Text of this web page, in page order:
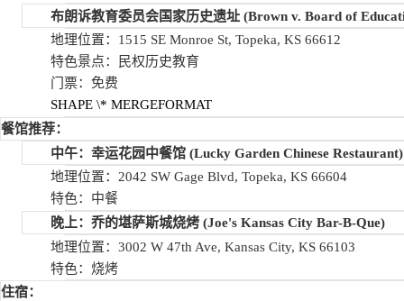
布朗诉教育委员会国家历史遗址(Brown v. Board of
地理位置：1515 SE Monroe St, Topeka, KS 66612
特色景点：民权历史教育
门票：免费
SHAPE \* MERGEFORMAT
餐馆推荐：
中午：幸运花园中餐馆(Lucky Garden Chinese Restaurant)
地理位置：2042 SW Gage Blvd, Topeka, KS 66604
特色：中餐
晚上：乔的堪萨斯城烧烤(Joe's Kansas City Bar-B-Que)
地理位置：3002 W 47th Ave, Kansas City, KS 66103
特色：烧烤
住宿：